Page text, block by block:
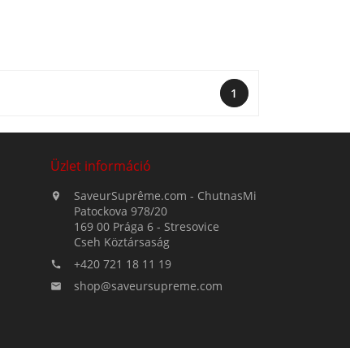
1
Üzlet információ

SaveurSuprême.com - ChutnasMi
Patockova 978/20
169 00 Prága 6 - Stresovice
Cseh Köztársaság
 +420 721 18 11 19
 shop@saveursupreme.com